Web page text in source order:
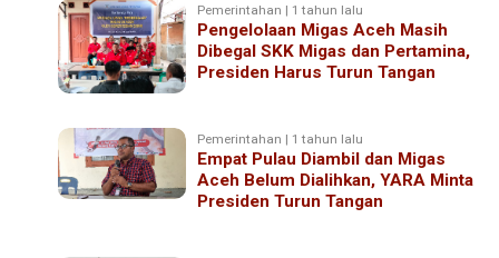
Pemerintahan | 1 tahun lalu
Pengelolaan Migas Aceh Masih
Dibegal SKK Migas dan Pertamina,
Presiden Harus Turun Tangan
Pemerintahan | 1 tahun lalu
Empat Pulau Diambil dan Migas
Aceh Belum Dialihkan, YARA Minta
Presiden Turun Tangan